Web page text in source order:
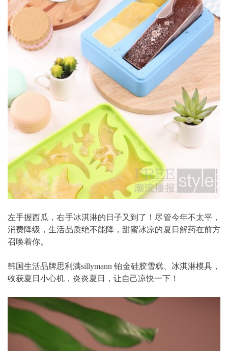
左手握西瓜，右手冰淇淋的日子又到了！尽管今年不太平，
消费降级，生活品质绝不能降，甜蜜冰凉的夏日解药在前方
召唤着你。
韩国生活品牌思利满sillymann 铂金硅胶雪糕、冰淇淋模具，
收获夏日小心机，炎炎夏日，让自己凉快一下！